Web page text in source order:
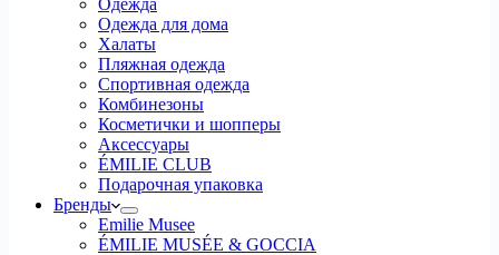
Одежда
Одежда для дома
Халаты
Пляжная одежда
Спортивная одежда
Комбинезоны
Косметички и шопперы
Аксессуары
ÉMILIE CLUB
Подарочная упаковка
Бренды
Emilie Musee
ÉMILIE MUSÉE & GOCCIA